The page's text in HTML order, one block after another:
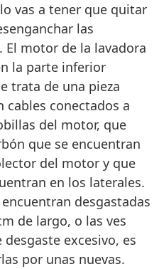
vas a tener que quitar
las
El motor de la lavadora
la parte inferior
trata de una pieza
cables conectados a
del motor, que
que se encuentran
del motor y que
en los laterales.
desgastadas
de largo, o las ves
excesivo, es
por unas nuevas.